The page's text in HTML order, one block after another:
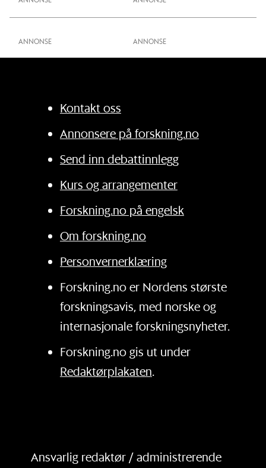
ANNONSE
Kontakt oss
Annonsere på forskning.no
Send inn debattinnlegg
Kurs og arrangementer
Forskning.no på engelsk
Om forskning.no
Personvernerklæring
Forskning.no er Nordens største
forskningsavis, med norske og
internasjonale forskningsnyheter.
Forskning.no gis ut under
Redaktørplakaten.
Ansvarlig redaktør / administrerende